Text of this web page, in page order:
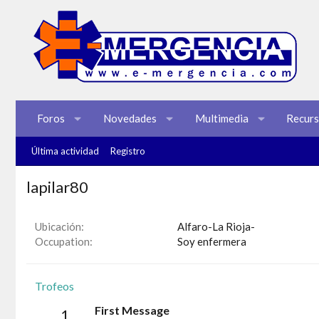
Foros Novedades Multimedia
Última actividad Registro
lapilar80
Ubicación
Alfaro-La Rioja-
Occupation
Soy enfermera
Trofeos
1 First Message